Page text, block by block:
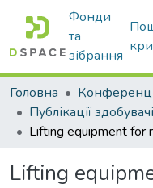
Фонди
та
зібрання
Головна
Lifting